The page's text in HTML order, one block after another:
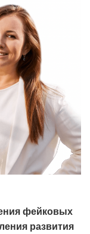
фейковых
развития